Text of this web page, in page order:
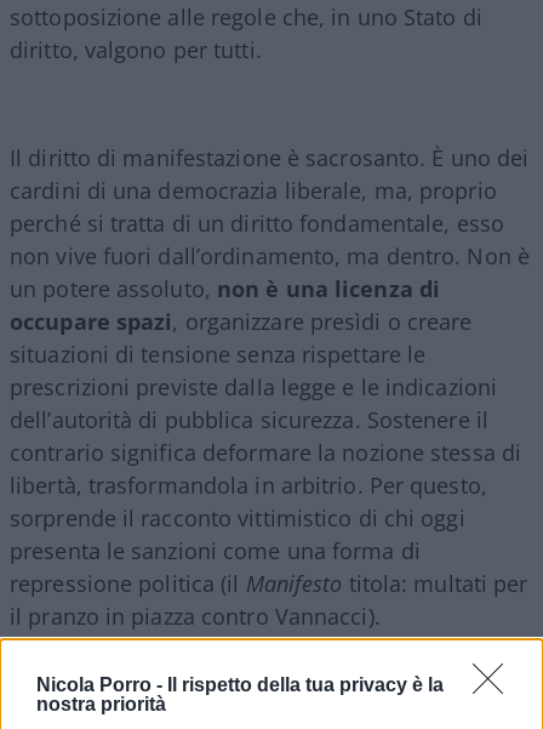
Nicola Porro -
Il rispetto della tua privacy è la
nostra priorità
sottoposizione alle regole che, in uno Stato di
diritto, valgono per tutti.
Il diritto di manifestazione è sacrosanto. È uno dei
cardini di una democrazia liberale, ma, proprio
perché si tratta di un diritto fondamentale, esso
non vive fuori dall’ordinamento, ma dentro. Non è
un potere assoluto, non è una licenza di
occupare spazi, organizzare presìdi o creare
situazioni di tensione senza rispettare le
prescrizioni previste dalla legge e le indicazioni
dell’autorità di pubblica sicurezza. Sostenere il
contrario significa deformare la nozione stessa di
libertà, trasformandola in arbitrio. Per questo,
sorprende il racconto vittimistico di chi oggi
presenta le sanzioni come una forma di
repressione politica (il Manifesto titola: multati per
il pranzo in piazza contro Vannacci).
Repressione sarebbe stata impedire con la forza
qualsiasi espressione di dissenso, sciogliere